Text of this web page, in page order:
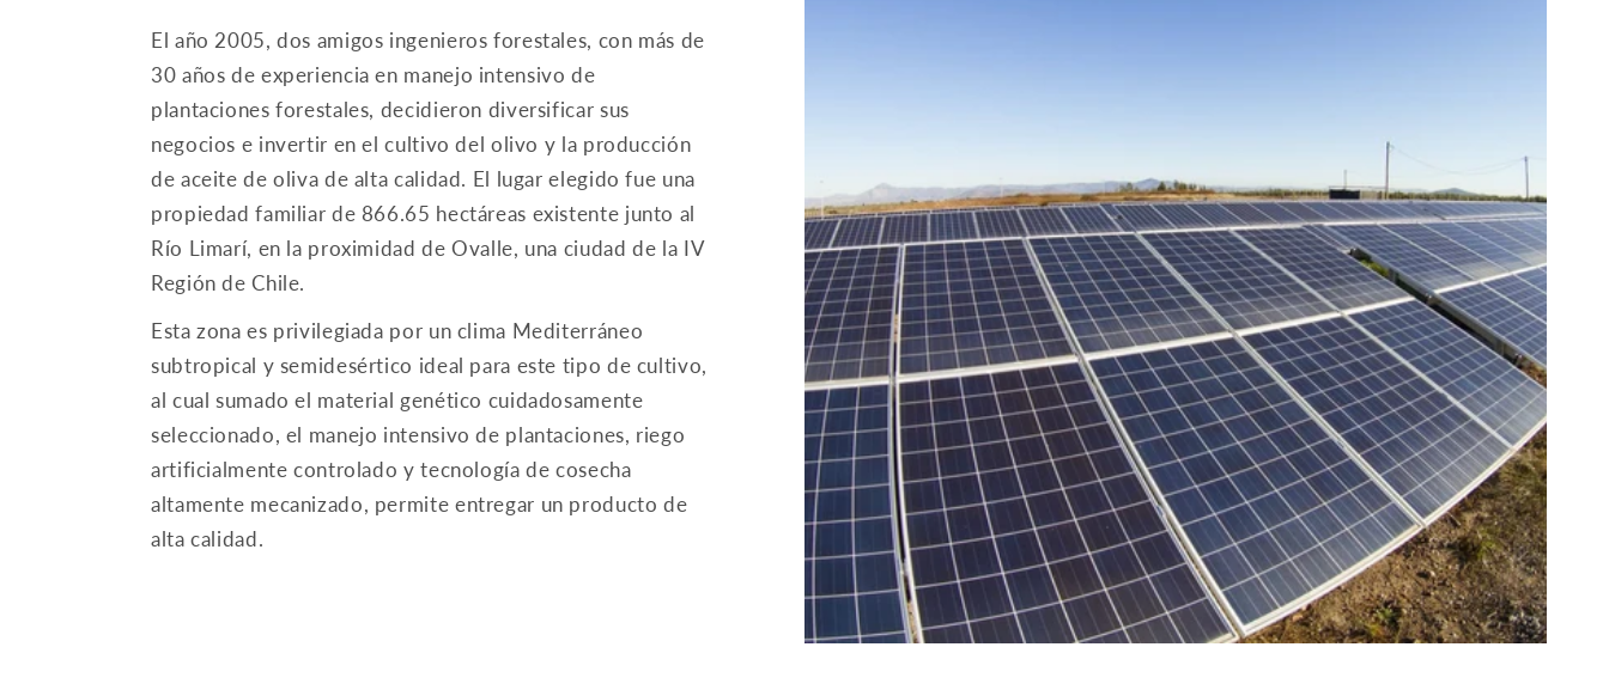
El año 2005, dos amigos ingenieros forestales, con más de
30 años de experiencia en manejo intensivo de
plantaciones forestales, decidieron diversificar sus
negocios e invertir en el cultivo del olivo y la producción
de aceite de oliva de alta calidad. El lugar elegido fue una
propiedad familiar de 866.65 hectáreas existente junto al
Río Limarí, en la proximidad de Ovalle, una ciudad de la IV
Región de Chile.
Esta zona es privilegiada por un clima Mediterráneo
subtropical y semidesértico ideal para este tipo de cultivo,
al cual sumado el material genético cuidadosamente
seleccionado, el manejo intensivo de plantaciones, riego
artificialmente controlado y tecnología de cosecha
altamente mecanizado, permite entregar un producto de
alta calidad.